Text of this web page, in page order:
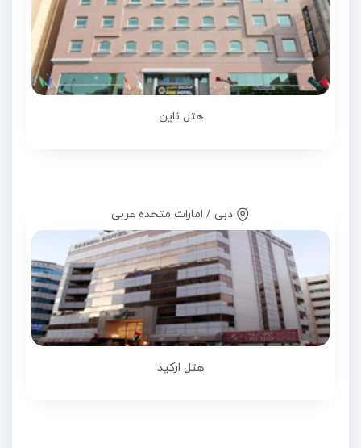
هتل ناین
دبی / امارات متحده عربی
هتل ارکید